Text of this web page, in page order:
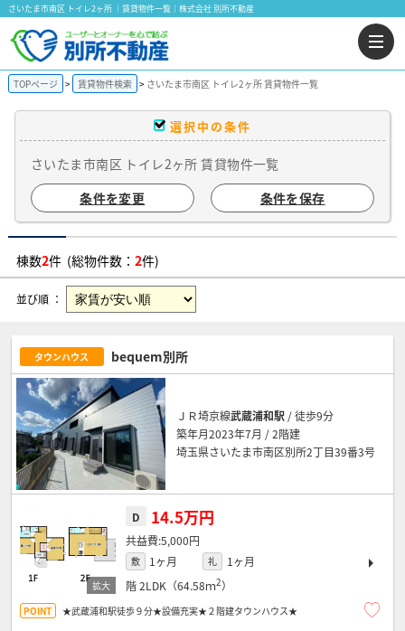
さいたま市南区 トイレ2ヶ所 ｜賃貸物件一覧｜株式会社 別所不動産
TOPページ 賃貸物件検索 さいたま市南区 トイレ2ヶ所 賃貸物件一覧
選択中の条件
さいたま市南区 トイレ2ヶ所 賃貸物件一覧
条件を変更
条件を保存
棟数2件 (総物件数： 2件)
並び順 ：
タウンハウス bequem別所
ＪＲ埼京線武蔵浦和駅 / 徒歩9分
築年月2023年7月 / 2階建
埼玉県さいたま市南区別所2丁目39番3号
D 14.5万円
5,000円
敷 1ヶ月 礼
1ヶ月
階2LDK（64.58ｍ2）
★武蔵浦和駅徒歩９分★設備充実★２階建タウンハウス★